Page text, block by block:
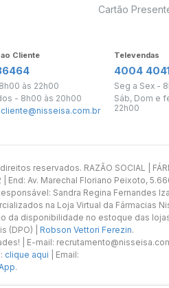
Cartão
Cliente
às 22h00
- 8h00 às 20h00
Televendas
4004
Seg a Sex -
Sáb, Dom e
22h00
reservados. RAZÃO SOCIAL |
End: Av. Marechal Floriano Peixoto,
Sandra Regina Fernandes
na Loja Virtual da Fármacias
da disponibilidade no estoque das
(DPO) | Robson Vettori Ferezin.
| E-mail:
clique aqui | Email:
.